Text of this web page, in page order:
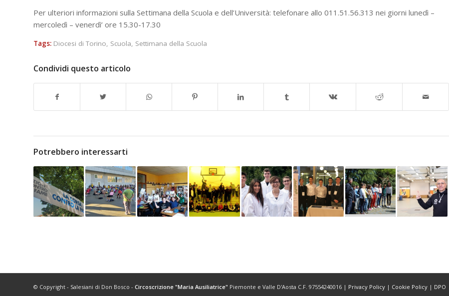
Per ulteriori informazioni sulla Settimana della Scuola e dell’Università: telefonare allo 011.51.56.313 nei giorni lunedì –
mercoledì – venerdì’ ore 15.30-17.30
Tags: Diocesi di Torino, Scuola, Settimana della Scuola
Condividi questo articolo
Potrebbero interessarti
© Copyright - Salesiani di Don Bosco - Circoscrizione "Maria Ausiliatrice" Piemonte e Valle D'Aosta C.F. 97554240016 | Privacy Policy | Cookie Policy | DPO